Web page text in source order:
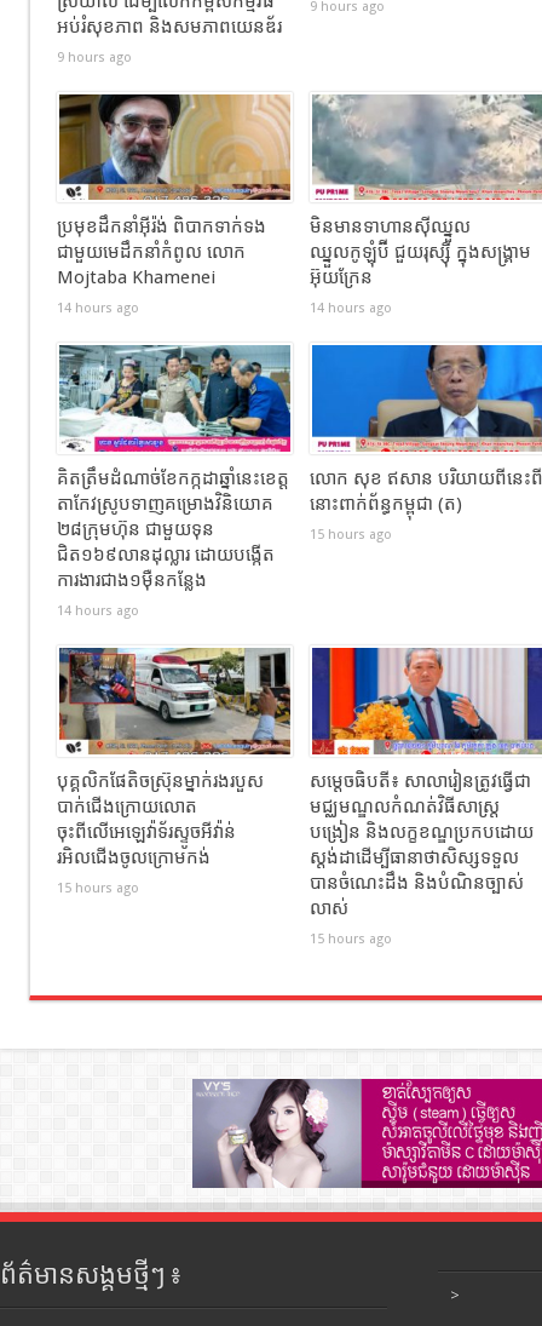
អប់រំសុខភាព និងសមភាពយេនឌ័រ
9 hours ago
9 hours ago
ប្រមុខដឹកនាំអ៊ីរ៉ង់ ពិបាកទាក់ទង
ជាមួយមេដឹកនាំកំពូល លោក
Mojtaba Khamenei
14 hours ago
មិនមានទាហានស៊ីឈ្នួល
ឈ្នួលកូឡុំប៊ី ជួយរុស្ស៊ី ក្នុងសង្រ្គាម
អ៊ុយក្រែន
14 hours ago
គិតត្រឹមដំណាច់ខែកក្កដាឆ្នាំនេះខេត្ត
តាកែវស្រូបទាញគម្រោងវិនិយោគ
២៨ក្រុមហ៊ុន ជាមួយទុន
ជិត១៦៩លានដុល្លារ ដោយបង្កើត
ការងារជាង១ម៉ឺនកន្លែង
14 hours ago
លោក សុខ ឥសាន បរិយាយពីនេះពី
នោះពាក់ព័ន្ធកម្ពុជា (ត)
15 hours ago
បុគ្គលិកផែតិចស្រ៊ុនម្នាក់រងរបួស
បាក់ជេីងក្រោយលោត
ចុះពីលេីអេឡេវ៉ាទ័រស្ទូចអីវ៉ាន់
រអិលជេីងចូលក្រោមកង់
15 hours ago
សម្ដេចធិបតី៖ សាលារៀនត្រូវធ្វើជា
មជ្ឈមណ្ឌលកំណត់វិធីសាស្ត្រ
បង្រៀន និងលក្ខខណ្ឌប្រកបដោយ
ស្តង់ដាដើម្បីធានាថាសិស្សទទួល
បានចំណេះដឹង និងបំណិនច្បាស់
លាស់
15 hours ago
ព័ត៌មានសង្គមថ្មីៗ ៖
>